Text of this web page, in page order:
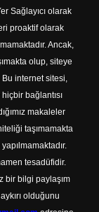
Sağlayıcı olarak
proaktif olarak
Ancak,
olup, siteye
internet sitesi,
bağlantısı
makaleler
taşımamakta
tesadüfidir.
bir bilgi paylaşım
olduğunu